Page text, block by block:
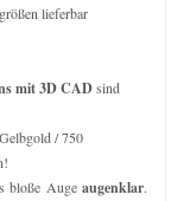
lieferbar
mit 3D CADsind
/ 750
bloße Augeaugenklar.